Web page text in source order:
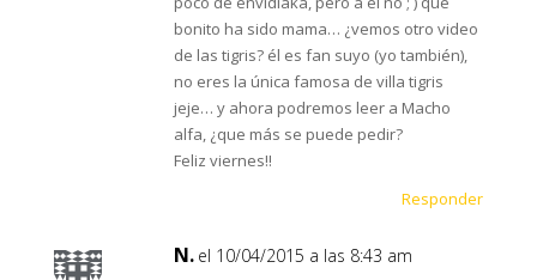
bonito ha sido mama… ¿vemos otro video
de las tigris? él es fan suyo (yo también),
no eres la única famosa de villa tigris
jeje… y ahora podremos leer a Macho
alfa, ¿que más se puede pedir?
Feliz viernes!!
Responder
N. el 10/04/2015 a las 8:43 am